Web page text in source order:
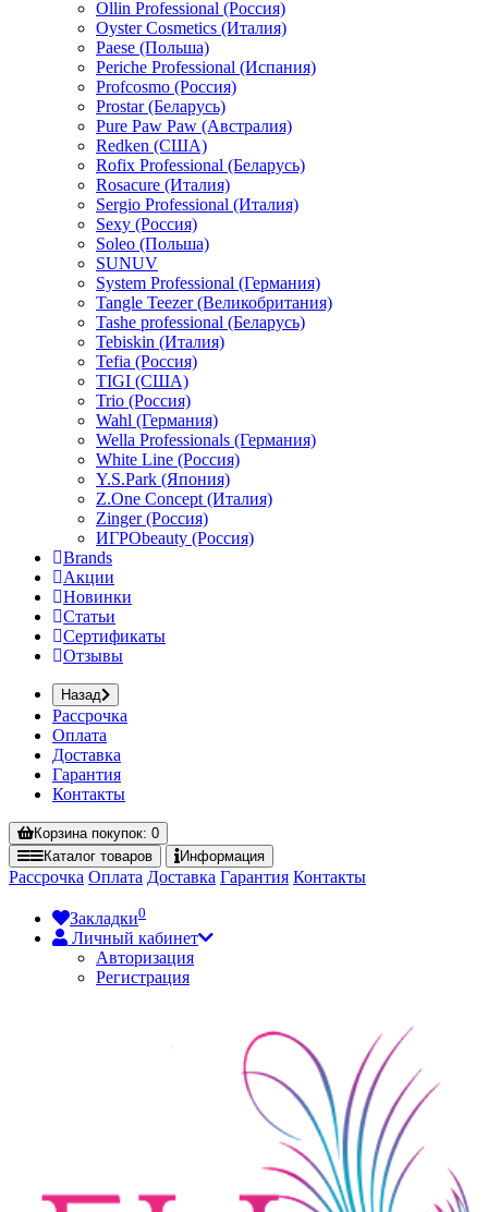
Ollin Professional (Россия)
Oyster Cosmetics (Италия)
Paese (Польша)
Periche Professional (Испания)
Profcosmo (Россия)
Prostar (Беларусь)
Pure Paw Paw (Австралия)
Redken (США)
Rofix Professional (Беларусь)
Rosacure (Италия)
Sergio Professional (Италия)
Sexy (Россия)
Soleo (Польша)
SUNUV
System Professional (Германия)
Tangle Teezer (Великобритания)
Tashe professional (Беларусь)
Tebiskin (Италия)
Tefia (Россия)
TIGI (США)
Trio (Россия)
Wahl (Германия)
Wella Professionals (Германия)
White Line (Россия)
Y.S.Park (Япония)
Z.One Concept (Италия)
Zinger (Россия)
ИГРОbeauty (Россия)
Brands
Акции
Новинки
Статьи
Сертификаты
Отзывы
Назад
Рассрочка
Оплата
Доставка
Гарантия
Контакты
Корзинапокупок: 0
Каталог товаров Информация
Рассрочка Оплата Доставка Гарантия Контакты
Закладки0
Личный кабинет
Авторизация
Регистрация